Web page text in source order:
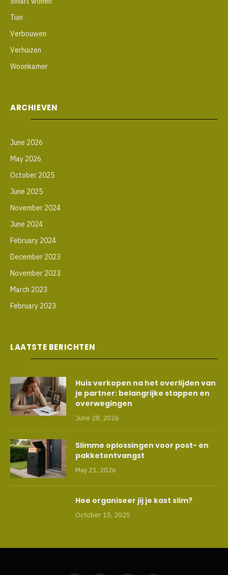
Tuin
Verbouwen
Verhuizen
Woonkamer
ARCHIEVEN
June 2026
May 2026
October 2025
June 2025
November 2024
June 2024
February 2024
December 2023
November 2023
March 2023
February 2023
LAATSTE BERICHTEN
Huis verkopen na het overlijden van
je partner: belangrijke stappen en
overwegingen
June 28, 2026
Slimme oplossingen voor post- en
pakketontvangst
May 21, 2026
Hoe organiseer jij je kast slim?
October 15, 2025